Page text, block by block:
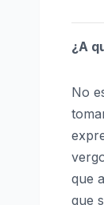
¿A
No
que
que